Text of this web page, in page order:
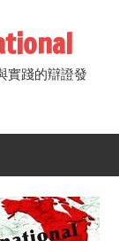
實踐的辯證發